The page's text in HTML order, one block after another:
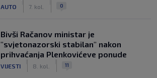
AUTO 7. kol. 0
Bivši Račanov ministar je
"svjetonazorski stabilan" nakon
prihvaćanja Plenkovićeve ponude
VIJESTI 8. kol. 11